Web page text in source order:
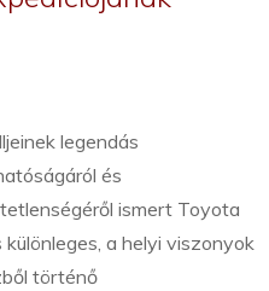
legendás
és
ismert Toyota
a helyi viszonyok
történő